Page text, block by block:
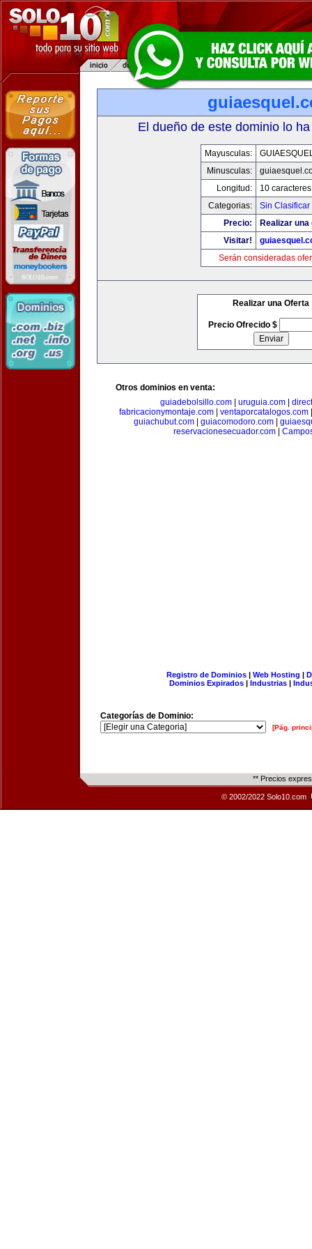
El dueño de este dominio lo
Mayusculas:
Minusculas:
Longitud:
10 caracteres
Categorias:
Sin Clasificar
Precio:
Realizar
Visitar!
Serán consideradas
Realizar una Oferta
Precio Ofrecido $
Otros dominios en venta:
guiadebolsillo.com| uruguia.com|
fabricacionymontaje.com| ventaporcatalogos.com
guiachubut.com
guiacomodoro.com
reservacionesecuador.com
Registro de Dominios| Web Hosting |
Dominios Expirados | Industrias |
Categorías de Dominio:
[Pág.
** Precios
© 2002/2022 Solo10.com